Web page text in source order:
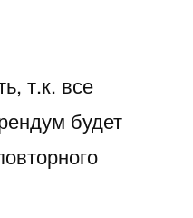
т.к. все
будет